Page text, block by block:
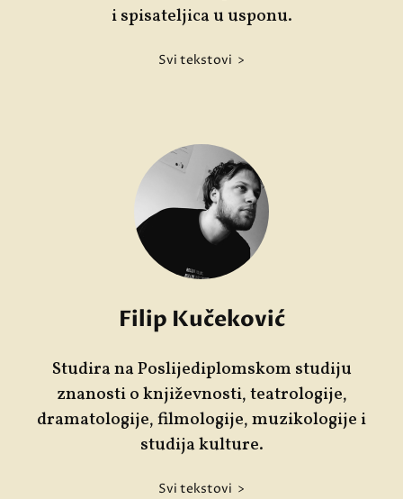
i spisateljica u usponu.
Svi tekstovi >
Filip Kučeković
Studira na Poslijediplomskom studiju
znanosti o književnosti, teatrologije,
dramatologije, filmologije, muzikologije i
studija kulture.
Svi tekstovi >